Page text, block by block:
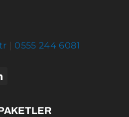
| 0555 244 6081